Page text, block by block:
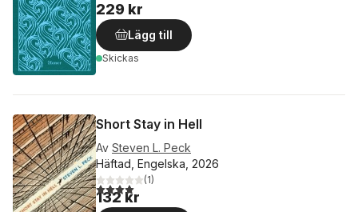
229 kr
Lägg till
Skickas
Short Stay in Hell
Av Steven L. Peck
Häftad, Engelska, 2026
4,0utav 5 stjärnor. Totalt antal röster:
(1)
132 kr